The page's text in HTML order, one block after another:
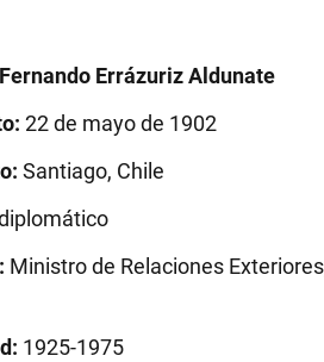
Fernando Errázuriz Aldunate
22 de mayo de 1902
Santiago, Chile
Ministro de Relaciones
1925-1975